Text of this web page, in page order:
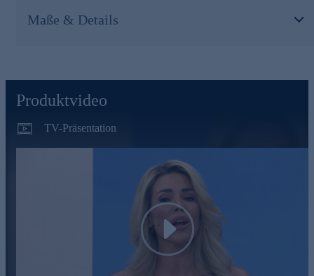
werden begeistert sein.
Maße & Details
Produktvideo
TV-Präsentation
Play